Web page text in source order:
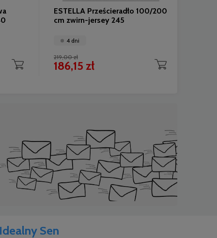
ESTELLA Prześcieradło 100/200
cm zwirn-jersey 245
4 dni
219,00 zł
186,15 zł
Sen